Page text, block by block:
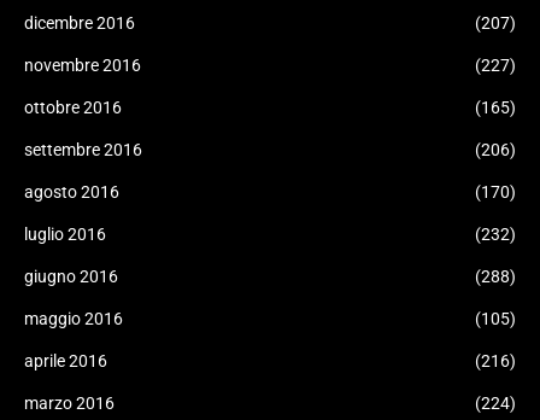
dicembre 2016 (207)
novembre 2016 (227)
ottobre 2016 (165)
settembre 2016 (206)
agosto 2016 (170)
luglio 2016 (232)
giugno 2016 (288)
maggio 2016 (105)
aprile 2016 (216)
marzo 2016 (224)